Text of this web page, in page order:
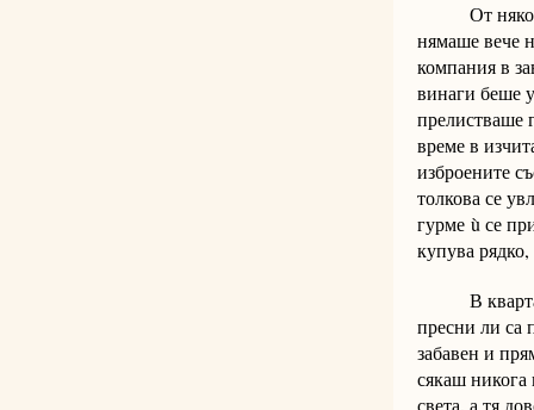
От няколко
нямаше вече
компания в
винаги беше
прелистваше
време в
изброените
толкова се
гурме ù се
купува
В квартала
пресни ли са
забавен и
сякаш
света, а тя